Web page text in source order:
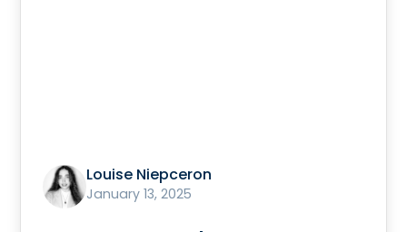
Louise Niepceron
January 13, 2025